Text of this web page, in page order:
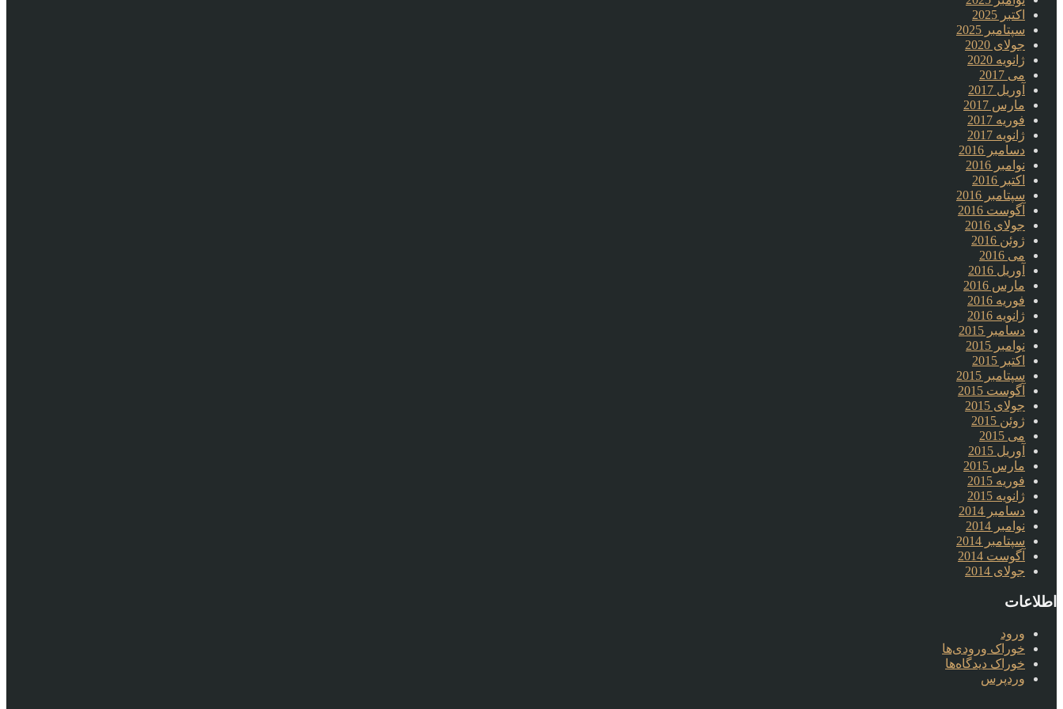
اکتبر 2025
سپتامبر 2025
جولای 2020
ژانویه 2020
می 2017
آوریل 2017
مارس 2017
فوریه 2017
ژانویه 2017
دسامبر 2016
نوامبر 2016
اکتبر 2016
سپتامبر 2016
آگوست 2016
جولای 2016
ژوئن 2016
می 2016
آوریل 2016
مارس 2016
فوریه 2016
ژانویه 2016
دسامبر 2015
نوامبر 2015
اکتبر 2015
سپتامبر 2015
آگوست 2015
جولای 2015
ژوئن 2015
می 2015
آوریل 2015
مارس 2015
فوریه 2015
ژانویه 2015
دسامبر 2014
نوامبر 2014
سپتامبر 2014
آگوست 2014
جولای 2014
اطلاعات
ورود
خوراک ورودی‌ها
خوراک دیدگاه‌ها
وردپرس